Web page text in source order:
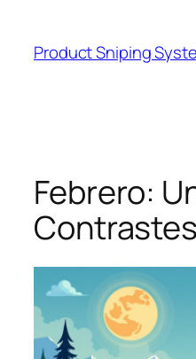
content
Product Sniping
Febrero: